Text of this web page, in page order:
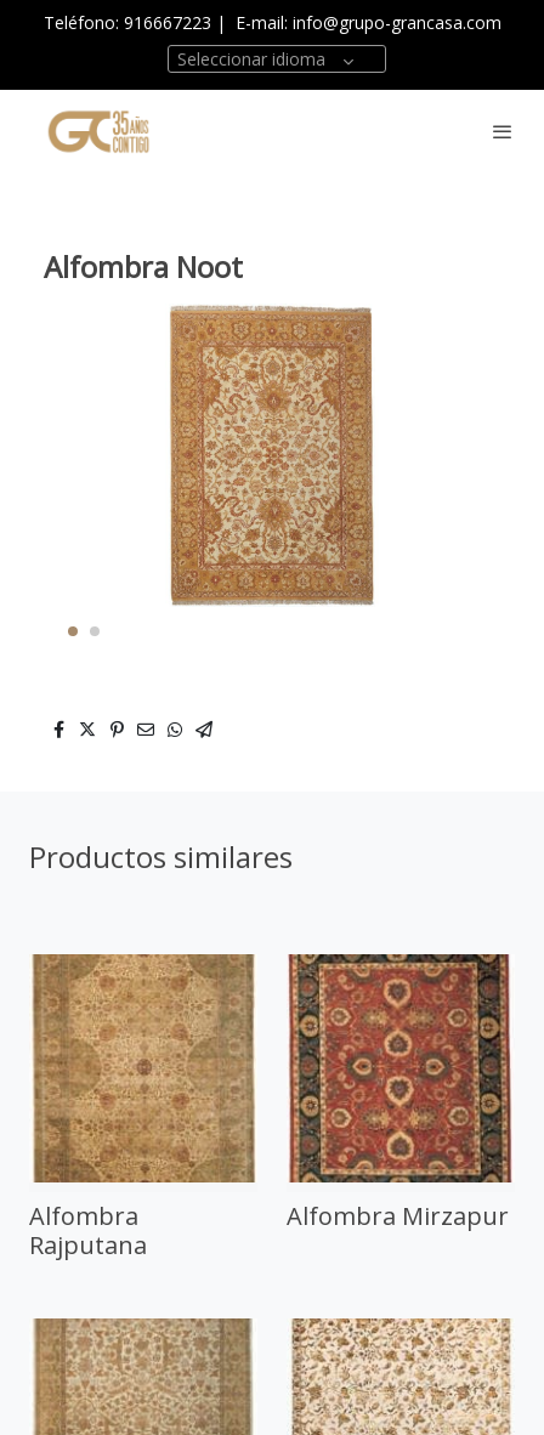
Teléfono: 916667223 | E-mail: info@grupo-grancasa.com
Seleccionar idioma
Alfombra Noot
Productos similares
Alfombra
Rajputana
Alfombra Mirzapur